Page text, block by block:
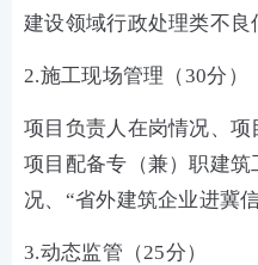
建设领域行政处理类不良
2.施工现场管理（30分）
项目负责人在岗情况、项
项目配备专（兼）职建
况、“省外建筑企业进冀
3.动态监管（25分）